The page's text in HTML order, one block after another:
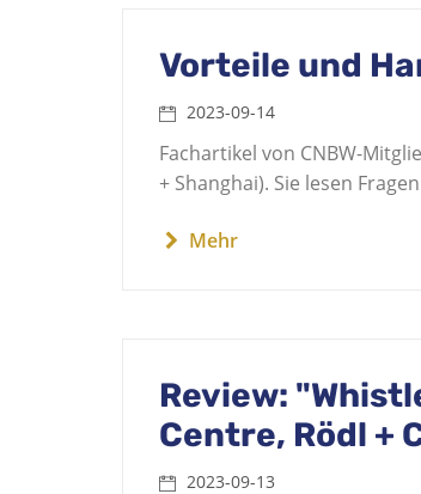
Vorteile und
2023-09-14
Fachartikel von CNBW-
+ Shanghai). Sie lesen
Mehr
Review:
Centre, Rödl +
2023-09-13